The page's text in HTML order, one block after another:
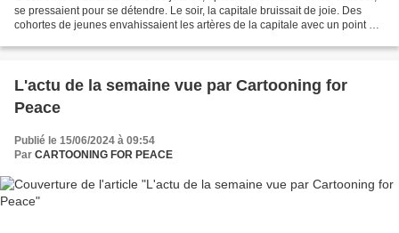
se pressaient pour se détendre. Le soir, la capitale bruissait de joie. Des
cohortes de jeunes envahissaient les artères de la capitale avec un point de
L'actu de la semaine vue par Cartooning for
Peace
Publié le 15/06/2024 à 09:54
Par CARTOONING FOR PEACE